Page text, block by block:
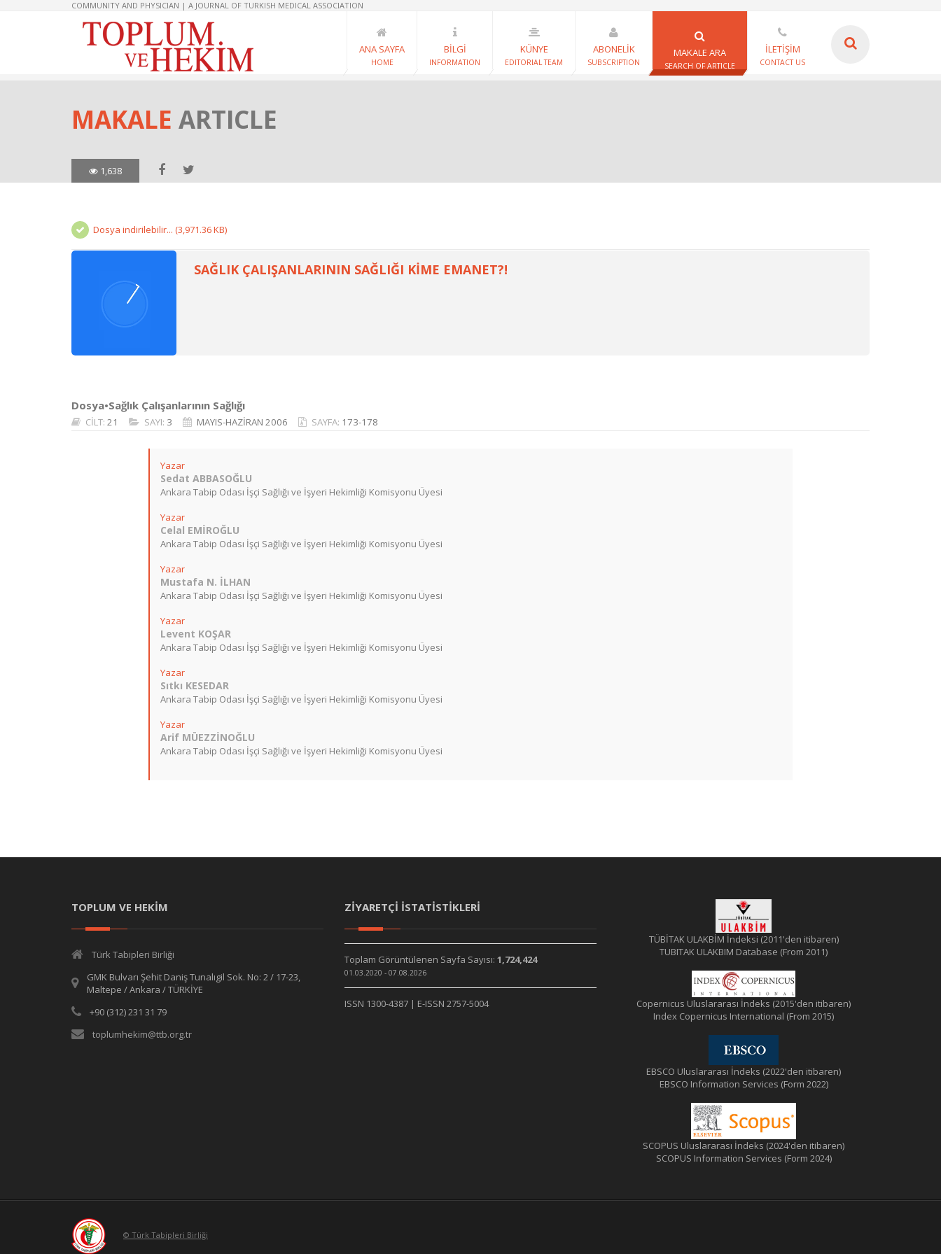
COMMUNITY AND PHYSICIAN | A JOURNAL OF TURKISH MEDICAL ASSOCIATION
ANA SAYFA
HOME
BİLGİ
INFORMATION
KÜNYE
EDITORIAL TEAM
ABONELİK
SUBSCRIPTION
MAKALE ARA
SEARCH OF ARTICLE
İLETİŞİM
CONTACT US
MAKALE ARTICLE
1,638
Dosya indirilebilir... (3,971.36 KB)
SAĞLIK ÇALIŞANLARININ SAĞLIĞI KİME EMANET?!
Dosya•Sağlık Çalışanlarının Sağlığı
CİLT: 21 SAYI: 3 MAYIS-HAZİRAN 2006 SAYFA: 173-178
Yazar
Sedat ABBASOĞLU
Ankara Tabip Odası İşçi Sağlığı ve İşyeri Hekimliği Komisyonu Üyesi
Yazar
Celal EMİROĞLU
Ankara Tabip Odası İşçi Sağlığı ve İşyeri Hekimliği Komisyonu Üyesi
Yazar
Mustafa N. İLHAN
Ankara Tabip Odası İşçi Sağlığı ve İşyeri Hekimliği Komisyonu Üyesi
Yazar
Levent KOŞAR
Ankara Tabip Odası İşçi Sağlığı ve İşyeri Hekimliği Komisyonu Üyesi
Yazar
Sıtkı KESEDAR
Ankara Tabip Odası İşçi Sağlığı ve İşyeri Hekimliği Komisyonu Üyesi
Yazar
Arif MÜEZZİNOĞLU
Ankara Tabip Odası İşçi Sağlığı ve İşyeri Hekimliği Komisyonu Üyesi
TOPLUM VE HEKİM
Türk Tabipleri Birliği
GMK Bulvarı Şehit Daniş Tunalıgil Sok. No: 2 / 17-23,
Maltepe / Ankara / TÜRKİYE
+90 (312) 231 31 79
toplumhekim@ttb.org.tr
ZİYARETÇİ İSTATİSTİKLERİ
Toplam Görüntülenen Sayfa Sayısı: 1,724,424
01.03.2020 - 07.08.2026
ISSN 1300-4387 | E-ISSN 2757-5004
TÜBİTAK ULAKBİM İndeksi (2011'den itibaren)
TUBITAK ULAKBIM Database (From 2011)
Copernicus Uluslararası İndeks (2015'den itibaren)
Index Copernicus International (From 2015)
EBSCO Uluslararası İndeks (2022'den itibaren)
EBSCO Information Services (Form 2022)
SCOPUS Uluslararası İndeks (2024'den itibaren)
SCOPUS Information Services (Form 2024)
© Türk Tabipleri Birliği